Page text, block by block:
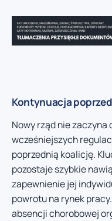
Kontynuacja
Nowy rząd nie zaczyna
wcześniejszych
poprzednią koalicję.
pozostaje szybkie
zapewnienie jej
powrotu na rynek
absencji chorobowej